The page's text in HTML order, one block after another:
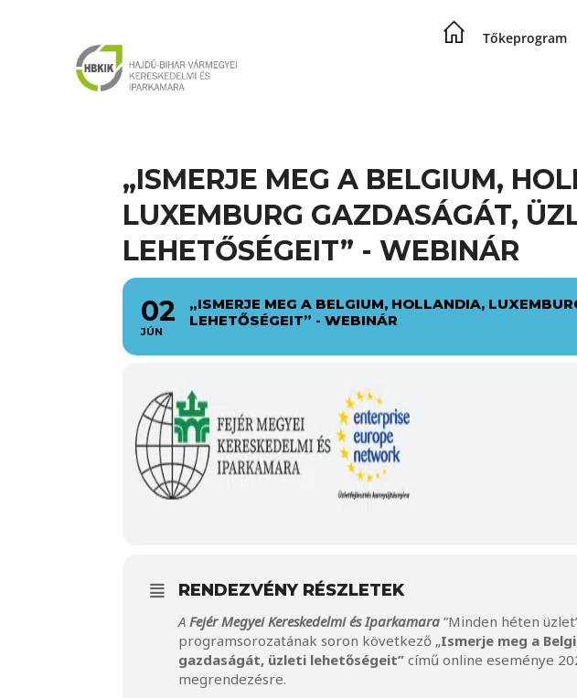
Tőkeprogram
„ISMERJE MEG A BELGIUM,
LUXEMBURG GAZDASÁGÁT,
LEHETŐSÉGEIT” - WEBINÁR
02
JÚN
„ISMERJE MEG A BELGIUM, HOLLANDIA,
LEHETŐSÉGEIT” - WEBINÁR
RENDEZVÉNY RÉSZLETEK
AFejér Megyei Kereskedelmi és Iparkamara ”Minden héten
programsorozatának soron következő „Ismerje meg a
gazdaságát, üzleti lehetőségeit” című online eseménye
megrendezésre.